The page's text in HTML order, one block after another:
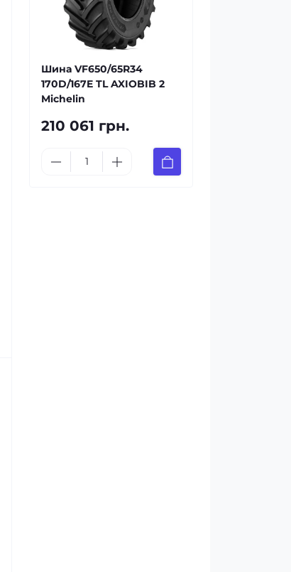
Шина VF650/65R34
170D/167E TL AXIOBIB 2
Michelin
210 061 грн.